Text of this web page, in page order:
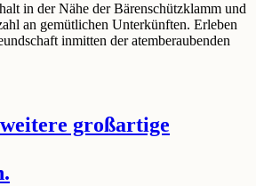
in der Nähe der Bärenschützklamm und
an gemütlichen Unterkünften. Erleben
inmitten der atemberaubenden
großartige